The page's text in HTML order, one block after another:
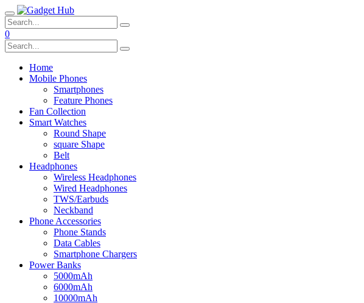
0
Home
Mobile Phones
Smartphones
Feature Phones
Fan Collection
Smart Watches
Round Shape
square Shape
Belt
Headphones
Wireless Headphones
Wired Headphones
TWS/Earbuds
Neckband
Phone Accessories
Phone Stands
Data Cables
Smartphone Chargers
Power Banks
5000mAh
6000mAh
10000mAh